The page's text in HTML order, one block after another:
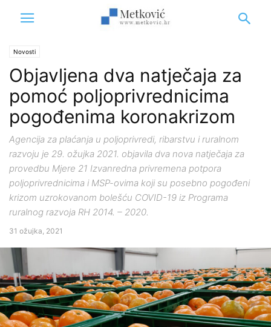
Novosti
Objavljena dva natječaja za
pomoć poljoprivrednicima
pogođenima koronakrizom
Agencija za plaćanja u poljoprivredi, ribarstvu i ruralnom
razvoju je 29. ožujka 2021. objavila dva nova natječaja za
provedbu Mjere 21 Izvanredna privremena potpora
poljoprivrednicima i MSP-ovima koji su posebno pogođeni
krizom uzrokovanom bolešću COVID-19 iz Programa
ruralnog razvoja RH 2014. – 2020.
31 ožujka, 2021